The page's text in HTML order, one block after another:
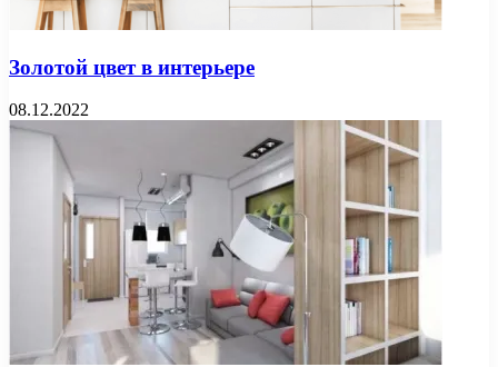
Золотой цвет в интерьере
08.12.2022